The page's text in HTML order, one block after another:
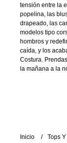
tensión entre la
popelina, las
drapeado, las
modelos tipo
hombros y
caída, y los
Costura.
la mañana a la
Inicio Tops